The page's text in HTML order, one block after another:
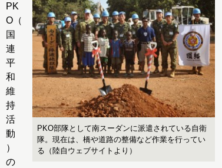
PKO部隊として南スーダンに派遣されている自衛
隊。現在は、橋や道路の整備など作業を行ってい
る（陸自ウェブサイトより）
PK
O（
国
連
平
和
維
持
活
動
）
の